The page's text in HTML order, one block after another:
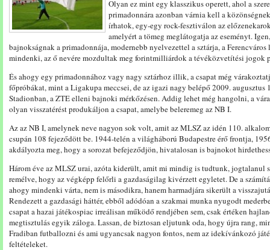
Olyan ez mint egy klasszikus operett, ahol a
primadonnára azonban várnia kell a
írhatok, egy-egy rock-fesztiválon az
amelyért a tömeg meglátogatja az eseményt.
bajnokságnak a primadonnája, modernebb nyelvezettel a sztárja, a
mindenki, az ő nevére mozdultak meg forintmilliárdok a tévéközvetítési jogok
És ahogy egy primadonnához vagy nagy sztárhoz illik, a csapat még
főpróbákat, mint a Ligakupa meccsei, de az igazi nagy belépő 2009. augusztus
Stadionban, a ZTE elleni bajnoki mérkőzésen. Addig lehet még hangolni, a
olyan visszatérést produkáljon a csapat, amelybe beleremeg az NB I.
Az az NB I, amelynek neve nagyon sok volt, amit az MLSZ az idén 110.
csupán 108 fejeződött be. 1944-telén a világháború Budapestre érő frontja,
akdályozta meg, hogy a sorozat befejeződjön, hivatalosan is bajnokot
Három éve az MLSZ urai, azóta kiderült, amit mi mindig is tudtunk, jogtalanul
remélve, hogy az végképp felőrli a gazdaságilag kivérzett egyletet. De a
ahogy mindenki várta, nem is másodikra, hanem harmadjára sikerült a
Rendezett a gazdasági háttér, ebből adódóan a szakmai munka nyugodt
csapat a hazai játékospiac irreálisan működő rendjében sem, csak értéken
megtisztulás egyik záloga. Lassan, de biztosan eljutunk oda, hogy újra rang,
Fradiban futballozni és ami ugyancsak nagyon fontos, nem az idekívánkozó
feltételeket.